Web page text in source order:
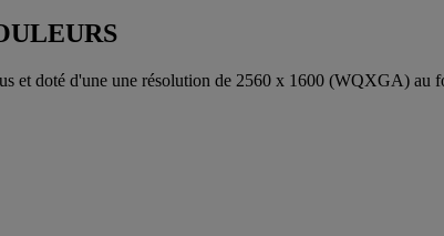
et doté d'une une résolution de 2560 x 1600 (WQXGA) au